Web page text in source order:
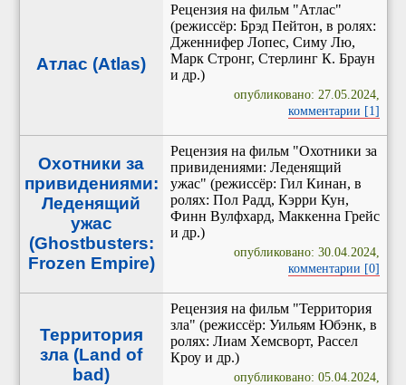
Атлас (Atlas)
Рецензия на фильм "Атлас"
(режиссёр: Брэд Пейтон, в ролях:
Дженнифер Лопес, Симу Лю,
Марк Стронг, Стерлинг К. Браун
и др.)
опубликовано: 27.05.2024,
комментарии [1]
Охотники за
привидениями:
Леденящий
ужас
(Ghostbusters:
Frozen Empire)
Рецензия на фильм "Охотники за
привидениями: Леденящий
ужас" (режиссёр: Гил Кинан, в
ролях: Пол Радд, Кэрри Кун,
Финн Вулфхард, Маккенна Грейс
и др.)
опубликовано: 30.04.2024,
комментарии [0]
Территория
зла (Land of
bad)
Рецензия на фильм "Территория
зла" (режиссёр: Уильям Юбэнк, в
ролях: Лиам Хемсворт, Рассел
Кроу и др.)
опубликовано: 05.04.2024,